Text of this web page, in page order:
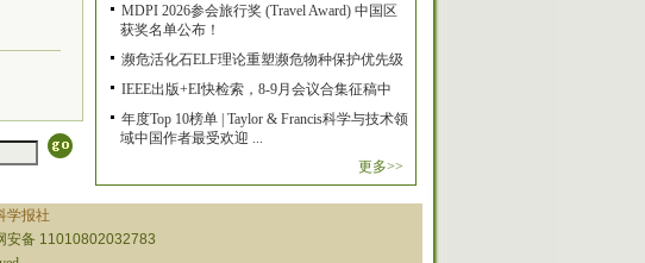
MDPI 2026参会旅行奖 (Travel Award) 中国区
获奖名单公布！
濒危活化石ELF理论重塑濒危物种保护优先级
IEEE出版+EI快检索，8-9月会议合集征稿中
年度Top 10榜单 | Taylor & Francis科学与技术领
域中国作者最受欢迎 ...
更多>>
学报社
安备 11010802032783